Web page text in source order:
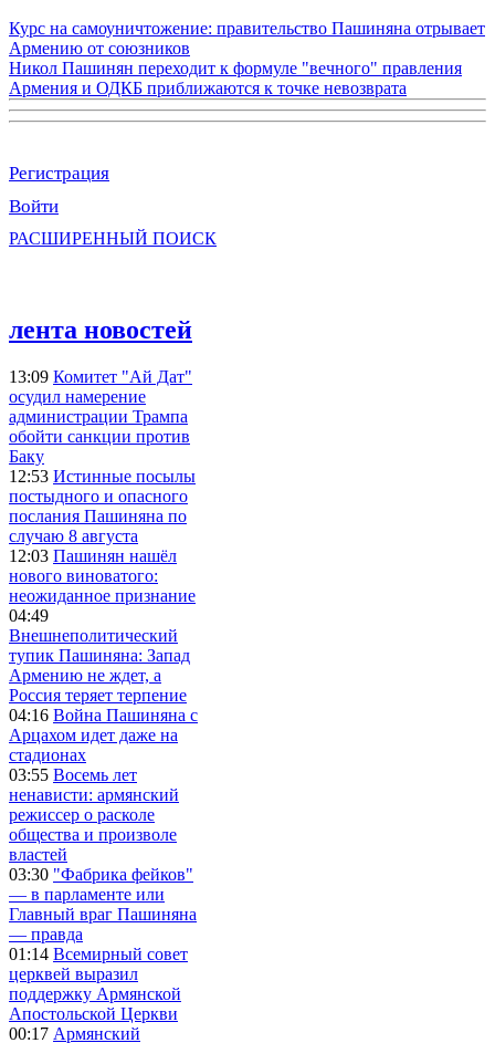
Курс на самоуничтожение: правительство Пашиняна отрывает
Армению от союзников
Никол Пашинян переходит к формуле "вечного" правления
Армения и ОДКБ приближаются к точке невозврата
Регистрация
Войти
РАСШИРЕННЫЙ ПОИСК
лента новостей
13:09 Комитет "Ай Дат"
осудил намерение
администрации Трампа
обойти санкции против
Баку
12:53 Истинные посылы
постыдного и опасного
послания Пашиняна по
случаю 8 августа
12:03 Пашинян нашёл
нового виноватого:
неожиданное признание
04:49
Внешнеполитический
тупик Пашиняна: Запад
Армению не ждет, а
Россия теряет терпение
04:16 Война Пашиняна с
Арцахом идет даже на
стадионах
03:55 Восемь лет
ненависти: армянский
режиссер о расколе
общества и произволе
властей
03:30 "Фабрика фейков"
— в парламенте или
Главный враг Пашиняна
— правда
01:14 Всемирный совет
церквей выразил
поддержку Армянской
Апостольской Церкви
00:17 Армянский